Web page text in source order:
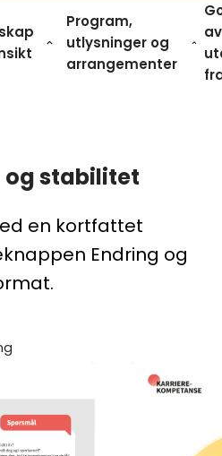
Program,
utlysninger og
arrangementer
av
og stabilitet
en kortfattet
Endring og